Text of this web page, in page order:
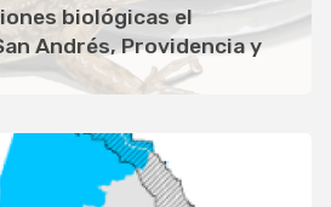
biológicas el
Andrés, Providencia y